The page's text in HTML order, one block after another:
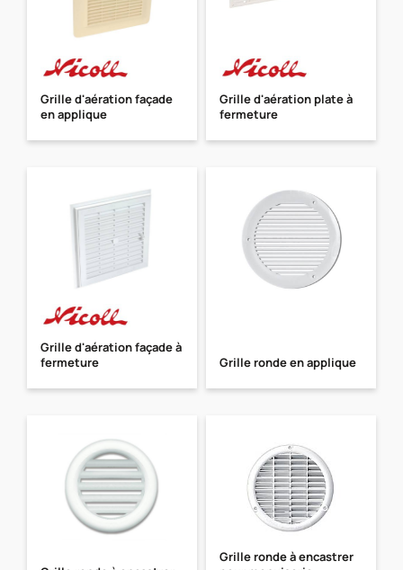
Grille d'aération façade
en applique
Grille d'aération plate à
fermeture
Grille d'aération façade à
fermeture
Grille ronde en applique
Grille ronde à encastrer